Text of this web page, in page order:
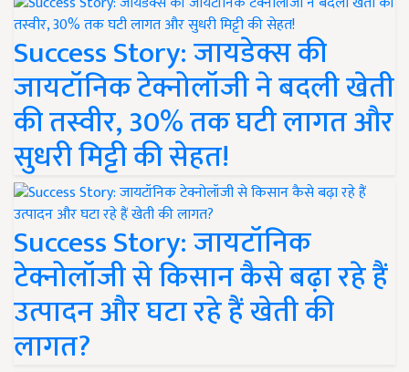
Success Story: जायडेक्स की
जायटॉनिक टेक्नोलॉजी ने बदली खेती
की तस्वीर, 30% तक घटी लागत और
सुधरी मिट्टी की सेहत!
Success Story: जायटॉनिक
टेक्नोलॉजी से किसान कैसे बढ़ा रहे हैं
उत्पादन और घटा रहे हैं खेती की
लागत?